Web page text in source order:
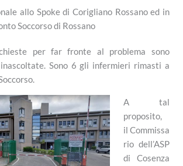
allo Spoke di Corigliano Rossano ed in
Soccorso di Rossano
per far fronte al problema sono
Sono 6 gli infermieri rimasti a
A tal
proposito,
il Commissa
rio dell’ASP
di Cosenza